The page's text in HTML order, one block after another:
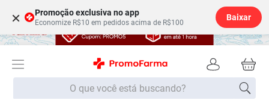
× Promoção exclusiva no app
Economize R$10 em pedidos acima de R$100
Baixar
O que você está buscando?